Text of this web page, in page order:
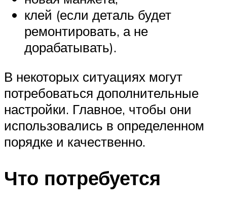
клей (если деталь будет
ремонтировать, а не
дорабатывать).
В некоторых ситуациях могут
потребоваться дополнительные
настройки. Главное, чтобы они
использовались в определенном
порядке и качественно.
Что потребуется